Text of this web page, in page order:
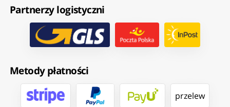
Partnerzy logistyczni
Metody płatności
przelew